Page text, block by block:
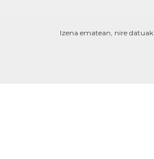
Izena ematean, nire datuak